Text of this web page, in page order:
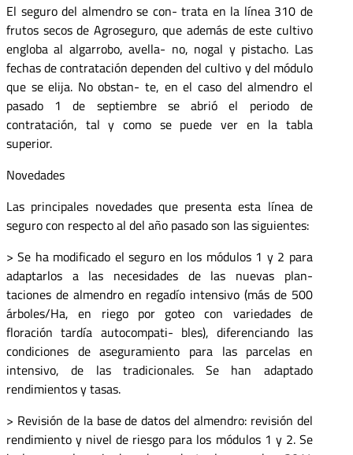
El seguro del almendro se con- trata en la línea 310 de
frutos secos de Agroseguro, que además de este cultivo
engloba al algarrobo, avella- no, nogal y pistacho. Las
fechas de contratación dependen del cultivo y del módulo
que se elija. No obstan- te, en el caso del almendro el
pasado 1 de septiembre se abrió el periodo de
contratación, tal y como se puede ver en la tabla
superior.
Novedades
Las principales novedades que presenta esta línea de
seguro con respecto al del año pasado son las siguientes:
> Se ha modificado el seguro en los módulos 1 y 2 para
adaptarlos a las necesidades de las nuevas plan-
taciones de almendro en regadío intensivo (más de 500
árboles/Ha, en riego por goteo con variedades de
floración tardía autocompati- bles), diferenciando las
condiciones de aseguramiento para las parcelas en
intensivo, de las tradicionales. Se han adaptado
rendimientos y tasas.
> Revisión de la base de datos del almendro: revisión del
rendimiento y nivel de riesgo para los módulos 1 y 2. Se